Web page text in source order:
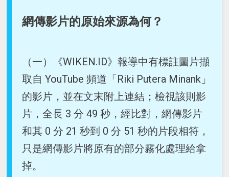
網傳影片的原始來源為何？
（一）《WIKEN.ID》報導中有標註圖片擷
取自 YouTube 頻道「Riki Putera Minank」
的影片，並在文末附上連結；檢視該則影
片，全長 3 分 49 秒，經比對，網傳影片
和其 0 分 21 秒到 0 分 51 秒的片段相符，
只是網傳影片將原有的部分霧化處理給拿
掉。